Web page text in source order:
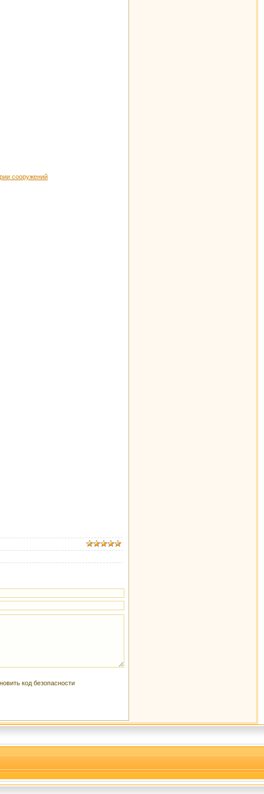
сооружений